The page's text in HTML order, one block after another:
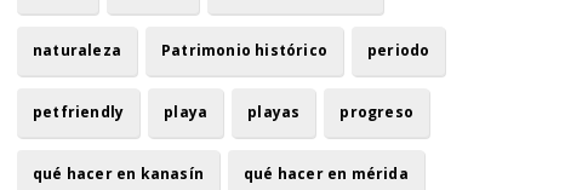
naturaleza Patrimonio histórico periodo
petfriendly playa playas progreso
qué hacer en kanasín qué hacer en mérida